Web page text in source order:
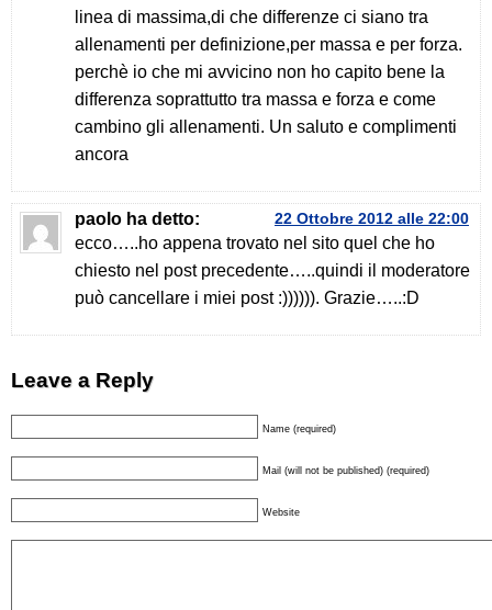
linea di massima,di che differenze ci siano tra
allenamenti per definizione,per massa e per forza.
perchè io che mi avvicino non ho capito bene la
differenza soprattutto tra massa e forza e come
cambino gli allenamenti. Un saluto e complimenti
ancora
paolo ha detto: 22 Ottobre 2012 alle 22:00
ecco…..ho appena trovato nel sito quel che ho
chiesto nel post precedente…..quindi il moderatore
può cancellare i miei post :)))))). Grazie…..:D
Leave a Reply
Name (required)
Mail (will not be published) (required)
Website